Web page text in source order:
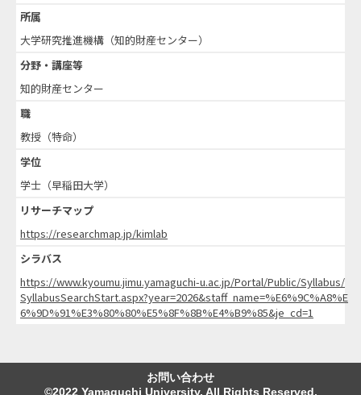
所属
大学研究推進機構（知的財産センター）
分野・講座等
知的財産センター
職
教授（特命）
学位
学士（早稲田大学）
リサーチマップ
https://researchmap.jp/kimlab
シラバス
https://www.kyoumu.jimu.yamaguchi-u.ac.jp/Portal/Public/Syllabus/
SyllabusSearchStart.aspx?year=2026&staff_name=%E6%9C%A8%E
6%9D%91%E3%80%80%E5%8F%8B%E4%B9%85&je_cd=1
お問い合わせ
©2022 Yamaguchi University. All Rights Reserved.